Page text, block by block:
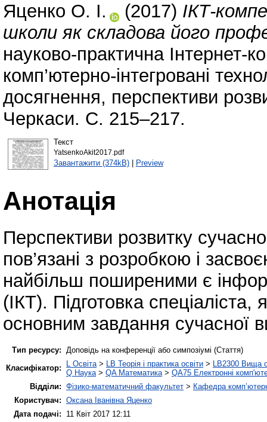
Яценко О. І. (2017) ІКТ-
школи як складова його
науково-практична Iнтернет-
комп’ютерно-інтегровані
досягнення, перспективи
Черкаси. С. 215–217.
Текст
YatsenkoAkit2017.pdf
Завантажити (374kB)| Preview
Анотація
Перспективи розвитку
пов’язані з розробкою і
найбільш поширеними є
(ІКТ). Підготовка
основним завдання сучасної
Тип ресурсу:
Доповідь на конференції або симпозіумі (Стаття)
Класифікатор:
L Освіта > LB Теорія і практика освіти > LB2300 Вища
Q Наука > QA Математика > QA75 Електронні
Відділи: Фізико-математичний факультет > Кафедра
Користувач: Оксана Іванівна Яценко
Дата подачі:
11 Квіт 2017 12:11